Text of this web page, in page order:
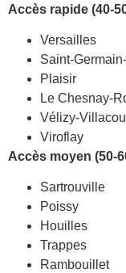
Accès rapide (40-
Versailles
Saint-
Plaisir
Le Chesnay-
Vélizy-
Viroflay
Accès moyen (50-
Sartrouville
Poissy
Houilles
Trappes
Rambouillet